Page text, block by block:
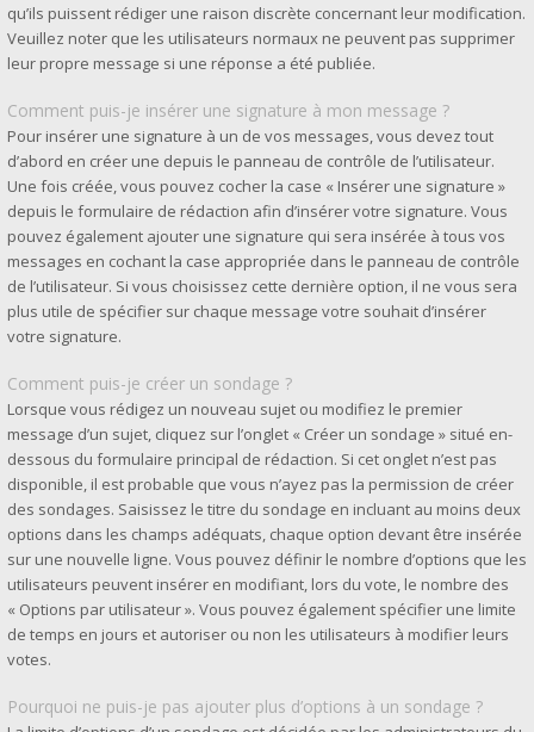
qu’ils puissent rédiger une raison discrète concernant leur modification.
Veuillez noter que les utilisateurs normaux ne peuvent pas supprimer
leur propre message si une réponse a été publiée.
Comment puis-je insérer une signature à mon message ?
Pour insérer une signature à un de vos messages, vous devez tout
d’abord en créer une depuis le panneau de contrôle de l’utilisateur.
Une fois créée, vous pouvez cocher la case « Insérer une signature »
depuis le formulaire de rédaction afin d’insérer votre signature. Vous
pouvez également ajouter une signature qui sera insérée à tous vos
messages en cochant la case appropriée dans le panneau de contrôle
de l’utilisateur. Si vous choisissez cette dernière option, il ne vous sera
plus utile de spécifier sur chaque message votre souhait d’insérer
votre signature.
Comment puis-je créer un sondage ?
Lorsque vous rédigez un nouveau sujet ou modifiez le premier
message d’un sujet, cliquez sur l’onglet « Créer un sondage » situé en-
dessous du formulaire principal de rédaction. Si cet onglet n’est pas
disponible, il est probable que vous n’ayez pas la permission de créer
des sondages. Saisissez le titre du sondage en incluant au moins deux
options dans les champs adéquats, chaque option devant être insérée
sur une nouvelle ligne. Vous pouvez définir le nombre d’options que les
utilisateurs peuvent insérer en modifiant, lors du vote, le nombre des
« Options par utilisateur ». Vous pouvez également spécifier une limite
de temps en jours et autoriser ou non les utilisateurs à modifier leurs
votes.
Pourquoi ne puis-je pas ajouter plus d’options à un sondage ?